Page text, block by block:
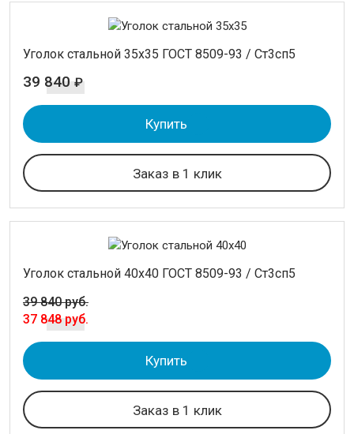
Фильтр товаров
Длина
Применить
Уголок стальной 35х35 ГОСТ 8509-93 / Ст3сп5
39 840 ₽
Купить
Заказ в 1 клик
Уголок стальной 40х40 ГОСТ 8509-93 / Ст3сп5
39 840 руб.
37 848 руб.
Купить
Заказ в 1 клик